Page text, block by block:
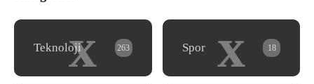
x
Teknoloji 263 x
Spor 18